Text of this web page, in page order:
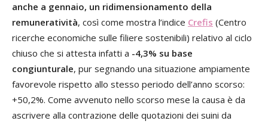
anche a gennaio, un ridimensionamento della
remuneratività, così come mostra l’indice Crefis (Centro
ricerche economiche sulle filiere sostenibili) relativo al ciclo
chiuso che si attesta infatti a -4,3% su base
congiunturale, pur segnando una situazione ampiamente
favorevole rispetto allo stesso periodo dell’anno scorso:
+50,2%. Come avvenuto nello scorso mese la causa è da
ascrivere alla contrazione delle quotazioni dei suini da